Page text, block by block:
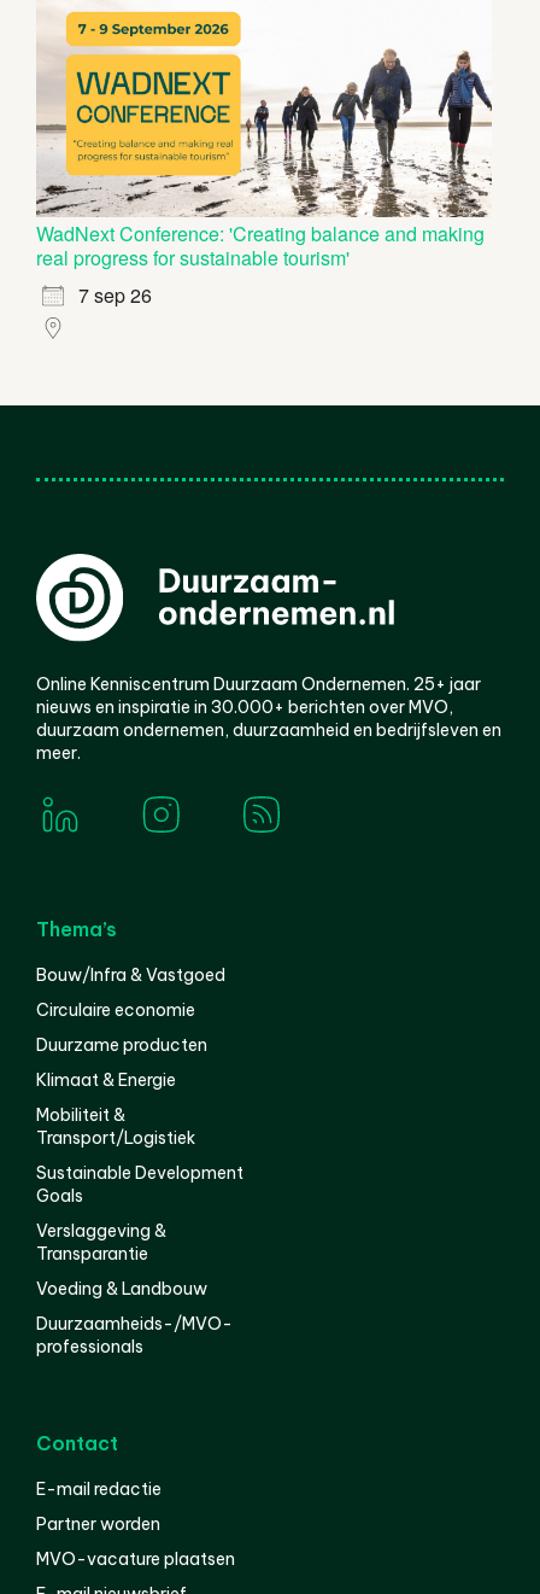
WadNext Conference: 'Creating balance and making
real progress for sustainable tourism'
7 sep 26
Online Kenniscentrum Duurzaam Ondernemen. 25+ jaar
nieuws en inspiratie in 30.000+ berichten over MVO,
duurzaam ondernemen, duurzaamheid en bedrijfsleven en
meer.
Thema’s
Bouw/Infra & Vastgoed
Circulaire economie
Duurzame producten
Klimaat & Energie
Mobiliteit &
Transport/Logistiek
Sustainable Development
Goals
Verslaggeving &
Transparantie
Voeding & Landbouw
Duurzaamheids-/MVO-
professionals
Contact
E-mail redactie
Partner worden
MVO-vacature plaatsen